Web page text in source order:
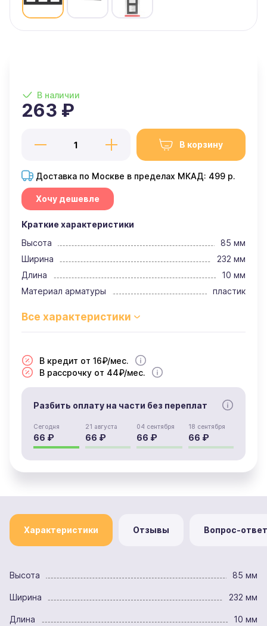
В наличии
263 ₽
В корзину
Доставка по Москве в пределах МКАД: 499 р.
Хочу дешевле
Краткие характеристики
Высота
85 мм
Ширина
232 мм
Длина
10 мм
Материал арматуры
пластик
В кредит от 16₽/мес.
В рассрочку от 44₽/мес.
Разбить оплату на части без переплат
Сегодня
66 ₽
21 августа
66 ₽
04 сентября
66 ₽
18 сентября
66 ₽
Характеристики Отзывы Вопрос-ответ
Высота 85 мм
Ширина 232 мм
Длина 10 мм